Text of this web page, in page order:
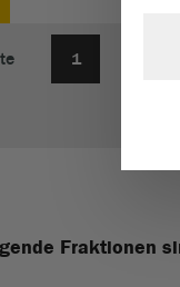
1
Fraktionen